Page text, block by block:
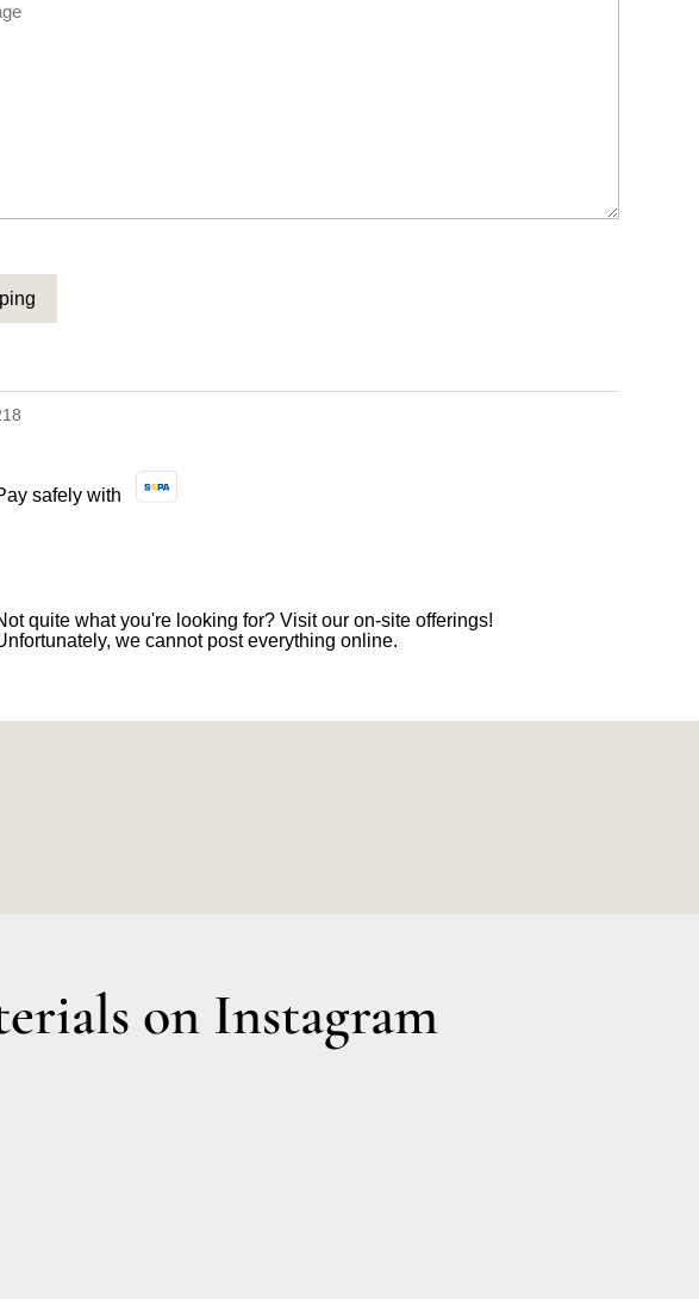
safely with
quite what you're looking for? Visit our on-site offerings!
we cannot post everything online.
on Instagram